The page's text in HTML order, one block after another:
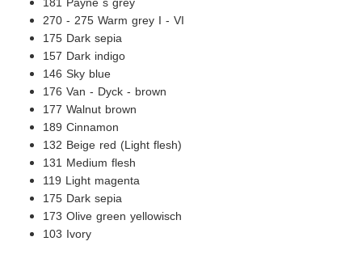
270 - 275 Warm grey I - VI
175 Dark sepia
157 Dark indigo
146 Sky blue
176 Van - Dyck - brown
177 Walnut brown
189 Cinnamon
132 Beige red (Light flesh)
131 Medium flesh
119 Light magenta
175 Dark sepia
173 Olive green yellowisch
103 Ivory